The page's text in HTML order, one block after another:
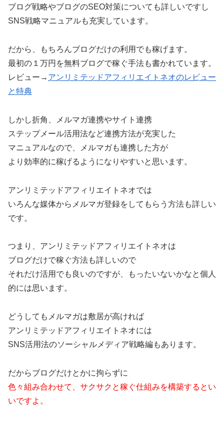
ブログ戦略やブログのSEO対策についても詳しいですし
SNS戦略マニュアルも充実しています。
だから、
もちろんブログだけの利用でも稼げます。
最初の１万円を無料ブログで稼ぐ手法も書かれています。
レビュー→ アンリミテッドアフィリエイトネオのレビュー
と特典
しかし折角、メルマガ連携やサイト連携
ステップメール活用法など連携方法が充実した
マニュアルなので、メルマガも連携した方が
より効率的に稼げるようになりやすいと思います。
アンリミテッドアフィリエイトネオでは
いろんな媒体からメルマガ登録をしてもらう方法も詳しい
です。
つまり、アンリミテッドアフィリエイトネオは
ブログだけで稼ぐ方法も詳しいので
それだけ活用でも良いのですが、もったいないかなと個人
的には思います。
どうしてもメルマガは敷居が高ければ
アンリミテッドアフィリエイトネオには
SNS活用法のソーシャルメディア戦略編もあります。
だからブログだけとかに拘らずに
色々組み合わせて、サクサクと稼ぐ仕組みを構築するとい
いですよ。